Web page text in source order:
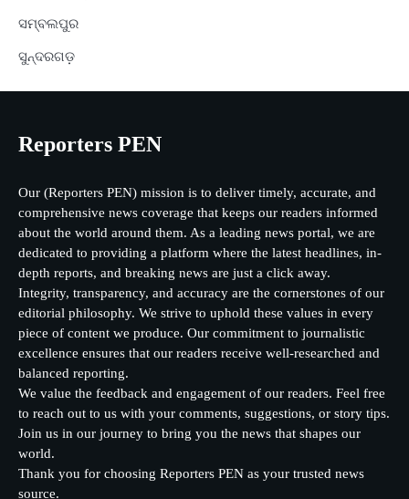
ସମ୍ବଲପୁର
ସୁନ୍ଦରଗଡ଼
Reporters PEN
Our (Reporters PEN) mission is to deliver timely, accurate, and
comprehensive news coverage that keeps our readers informed
about the world around them. As a leading news portal, we are
dedicated to providing a platform where the latest headlines, in-
depth reports, and breaking news are just a click away.
Integrity, transparency, and accuracy are the cornerstones of our
editorial philosophy. We strive to uphold these values in every
piece of content we produce. Our commitment to journalistic
excellence ensures that our readers receive well-researched and
balanced reporting.
We value the feedback and engagement of our readers. Feel free
to reach out to us with your comments, suggestions, or story tips.
Join us in our journey to bring you the news that shapes our
world.
Thank you for choosing Reporters PEN as your trusted news
source.